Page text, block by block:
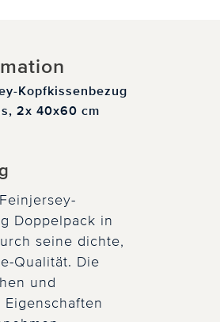
Kopfkissenbezug
2x 40x60 cm
Doppelpack in
seine dichte,
Qualität. Die
und